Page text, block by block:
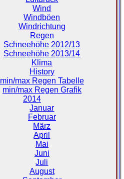
Wind
Windböen
Windrichtung
Regen
Schneehöhe 2012/13
Schneehöhe 2013/14
Klima
History
min/max Regen Tabelle
min/max Regen Grafik
2014
Januar
Februar
März
April
Mai
Juni
Juli
August